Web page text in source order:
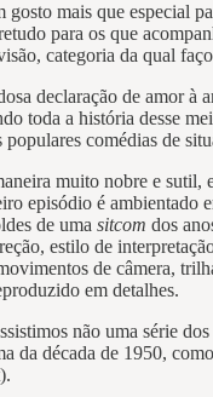
gosto mais que especial
para os que
categoria da qual
declaração de amor à
toda a história desse
populares comédias de
muito nobre e sutil,
episódio é ambientado
de uma sitcom dos
estilo de
de câmera,
em detalhes.
não uma série
da década de 1950, como